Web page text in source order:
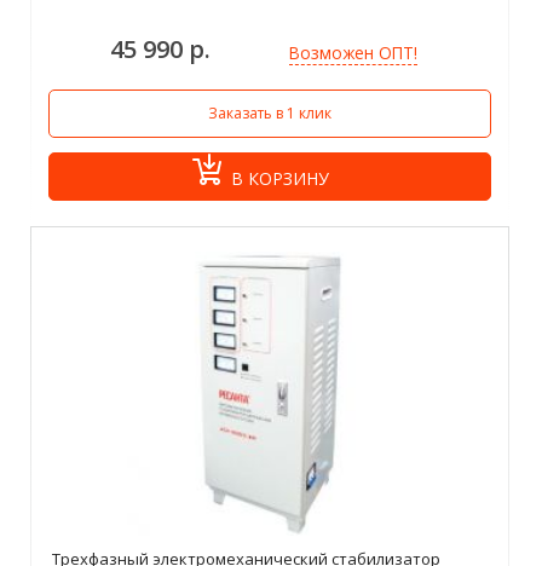
45 990 р. Возможен ОПТ!
Заказать в 1 клик
В КОРЗИНУ
Трехфазный электромеханический стабилизатор